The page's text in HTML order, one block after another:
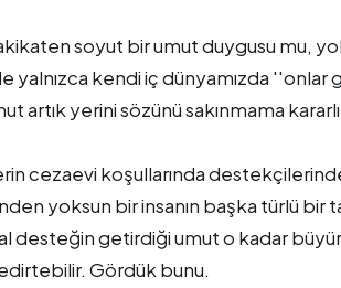
soyut bir umut duygusu mu,
yalnızca kendi iç dünyamızda ''onlar
yerini sözünü sakınmama
cezaevi koşullarında
yoksun bir insanın başka türlü bir
desteğin getirdiği umut o kadar
Gördük bunu.